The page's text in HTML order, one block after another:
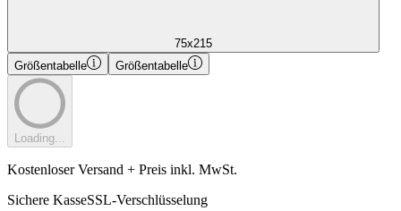
75x215
Größentabelle
Größentabelle
Loading...
Kostenloser Versand + Preis inkl. MwSt.
Sichere KasseSSL-Verschlüsselung